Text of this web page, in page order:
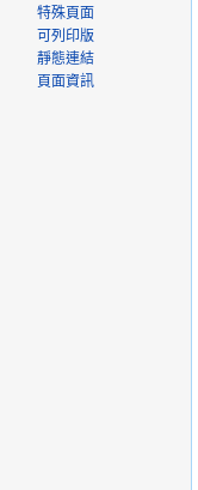
特殊頁面
可列印版
靜態連結
頁面資訊